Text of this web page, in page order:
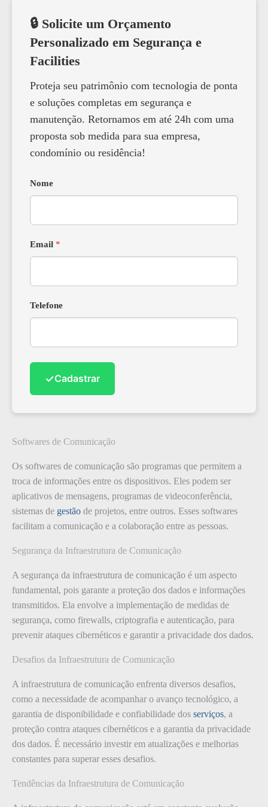
🔒 Solicite um Orçamento
Personalizado em Segurança e
Facilities
Proteja seu patrimônio com tecnologia de ponta
e soluções completas em segurança e
manutenção. Retornamos em até 24h com uma
proposta sob medida para sua empresa,
condomínio ou residência!
Nome
Email *
Telefone
✓Cadastrar
Softwares de Comunicação
Os softwares de comunicação são programas que permitem a
troca de informações entre os dispositivos. Eles podem ser
aplicativos de mensagens, programas de videoconferência,
sistemas de gestão de projetos, entre outros. Esses softwares
facilitam a comunicação e a colaboração entre as pessoas.
Segurança da Infraestrutura de Comunicação
A segurança da infraestrutura de comunicação é um aspecto
fundamental, pois garante a proteção dos dados e informações
transmitidos. Ela envolve a implementação de medidas de
segurança, como firewalls, criptografia e autenticação, para
prevenir ataques cibernéticos e garantir a privacidade dos dados.
Desafios da Infraestrutura de Comunicação
A infraestrutura de comunicação enfrenta diversos desafios,
como a necessidade de acompanhar o avanço tecnológico, a
garantia de disponibilidade e confiabilidade dos serviços, a
proteção contra ataques cibernéticos e a garantia da privacidade
dos dados. É necessário investir em atualizações e melhorias
constantes para superar esses desafios.
Tendências da Infraestrutura de Comunicação